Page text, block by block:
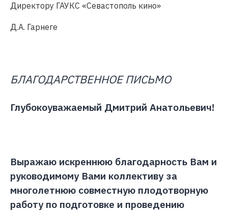
Директору ГАУКС «Севастополь кино»
Д.А. Гарнеге
БЛАГОДАРСТВЕННОЕ ПИСЬМО
Глубокоуважаемый Дмитрий Анатольевич!
Выражаю искреннюю благодарность Вам и
руководимому Вами коллективу за
многолетнюю совместную плодотворную
работу по подготовке и проведению